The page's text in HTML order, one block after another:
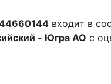
входит в
- Югра АО с